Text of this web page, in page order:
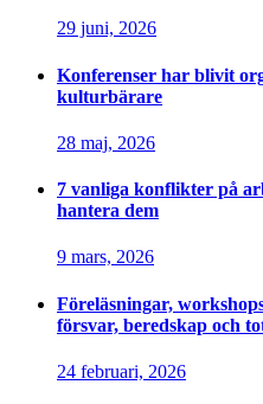
29 juni, 2026
Konferenser har blivit
kulturbärare
28 maj, 2026
7 vanliga konflikter på
hantera dem
9 mars, 2026
Föreläsningar,
försvar, beredskap och
24 februari, 2026